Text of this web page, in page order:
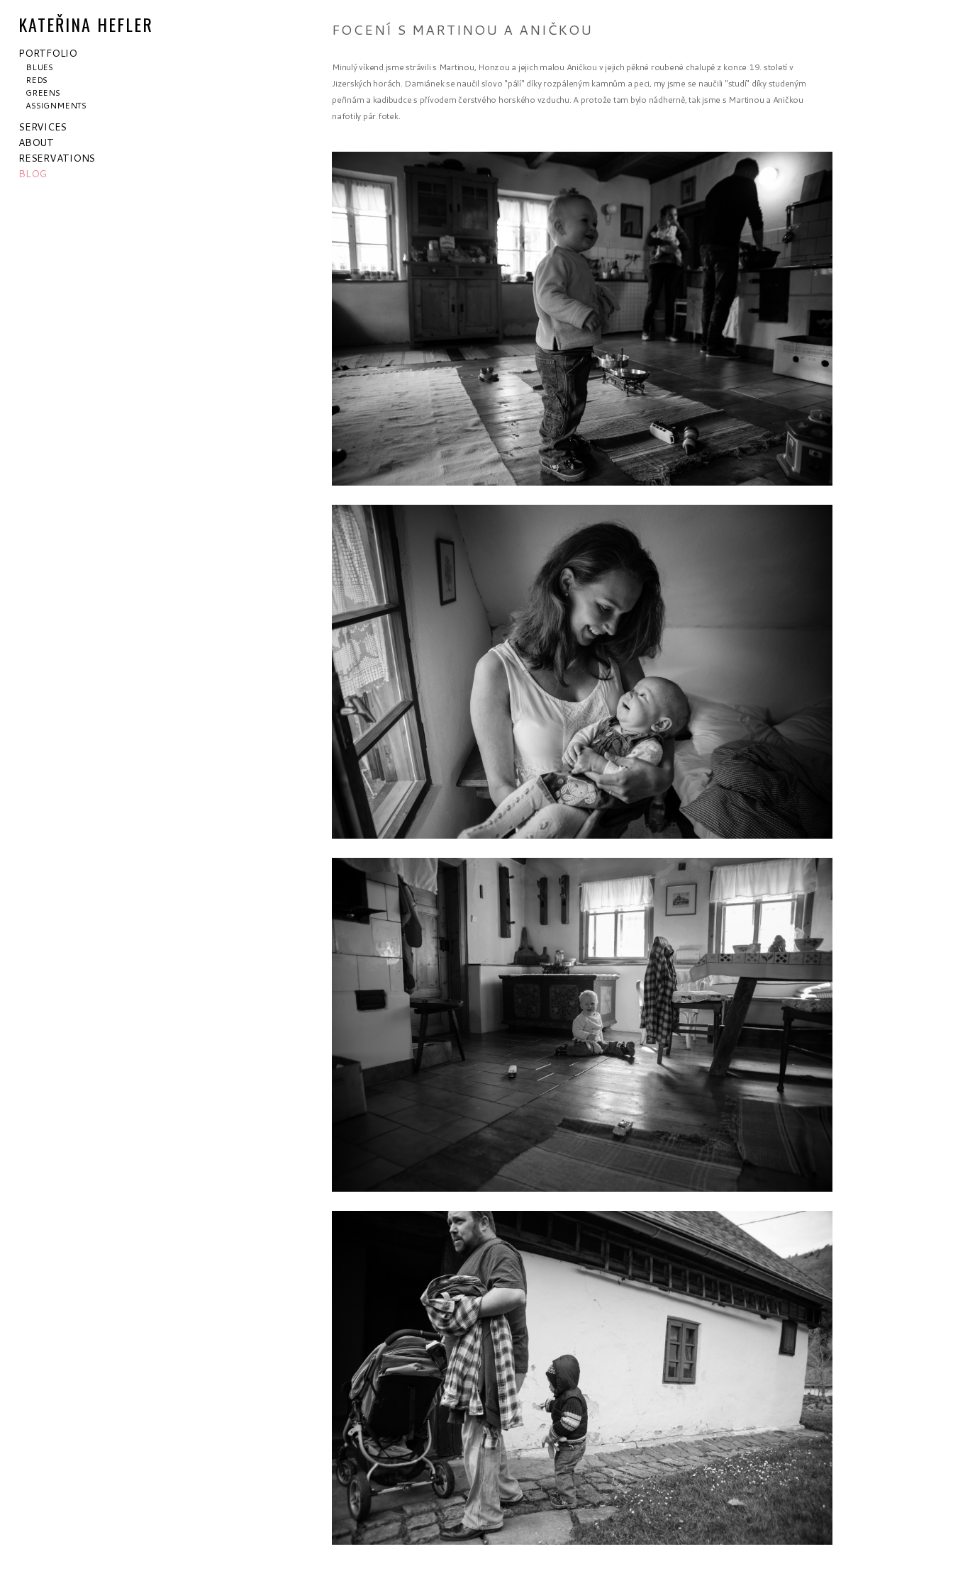
KATEŘINA HEFLER
PORTFOLIO
BLUES
REDS
GREENS
ASSIGNMENTS
SERVICES
ABOUT
RESERVATIONS
BLOG
FOCENÍ S MARTINOU A ANIČKOU
Minulý víkend jsme strávili s Martinou, Honzou a jejich malou Aničkou v jejich pěkné roubené chalupě z konce 19. století v
Jizerských horách. Damiánek se naučil slovo "pálí" díky rozpáleným kamnům a peci, my jsme se naučili "studí" díky studeným
peřinám a kadibudce s přívodem čerstvého horského vzduchu. A protože tam bylo nádherně, tak jsme s Martinou a Aničkou
nafotily pár fotek.